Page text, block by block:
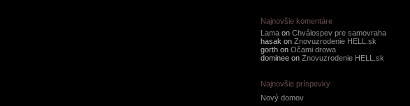
Najnovšie komentáre
Lama on Chválospev pre samovraha
hasak on Znovuzrodenie HELL.sk
gorth on Očami drowa
dominee on Znovuzrodenie HELL.sk
Najnovšie príspevky
Nový domov